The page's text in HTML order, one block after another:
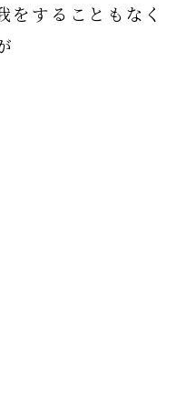
をすることもなく